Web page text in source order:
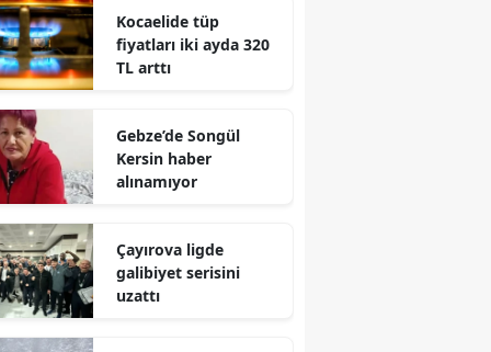
Giresun
Gümüşhane
Hatay
Isparta
İstanbul
Kocaelide tüp
fiyatları iki ayda 320
TL arttı
Gebze’de Songül
Kersin haber
alınamıyor
Çayırova ligde
galibiyet serisini
uzattı